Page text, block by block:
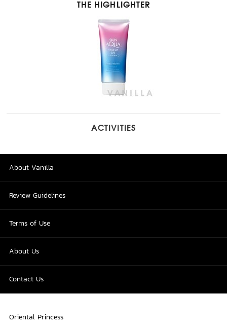
THE HIGHLIGHTER
ACTIVITIES
About Vanilla
Review Guidelines
Terms of Use
About Us
Contact Us
Oriental Princess